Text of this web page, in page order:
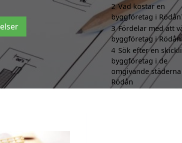
2 Vad kostar en
byggföretag i
3 Fördelar med att
byggföretag i Rödån
4 Sök efter en
byggföretag i de
omgivande städerna
Rödån